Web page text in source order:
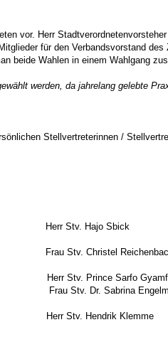
vor. Herr
für den Verbandsvorstand
beide Wahlen in einem Wahlgang
werden, da jahrelang gelebte
Stellvertreterinnen /
Stv. Hajo Sbick
Stv. Christel
Herr Stv. Prince Sarfo
Stv. Hendrik Klemme